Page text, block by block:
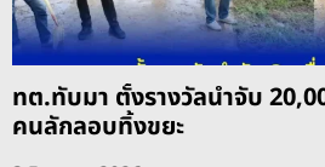
ทต.ทับมา ตั้งรางวัลนำจับ
คนลักลอบทิ้งขยะ